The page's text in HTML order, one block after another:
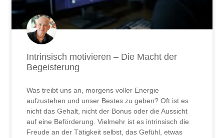
Intrinsisch motivieren – Die Macht der
Begeisterung
Was treibt uns an, morgens voller Energie
aufzustehen und unser Bestes zu geben? Oft ist es
nicht das Gehalt, nicht der Bonus oder die Aussicht
auf eine Beförderung. Vielmehr ist es intrinsisch die
Freude an der Tätigkeit selbst, das Gefühl, etwas